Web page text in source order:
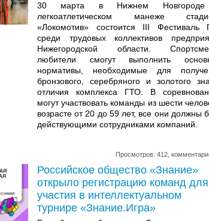
30 марта в Нижнем
легкоатлетическом манеже
«Локомотив» состоится III Фестиваль
среди трудовых коллективов
Нижегородской области.
любители смогут выполнить
нормативы, необходимые для
бронзового, серебряного и золотого
отличия комплекса ГТО. В
могут участвовать команды из шести
возрасте от 20 до 59 лет, все они должны
действующими сотрудниками компаний.
Просмотров: 412,
Российское общество «Знание»
открыло регистрацию команд для
участия в интеллектуальном
турнире «Знание.Игра»